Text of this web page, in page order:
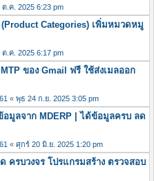
.ค. 2025 6:23 pm
Categories) เพิ่มหมวดหมู
.ค. 2025 6:17 pm
ของ Gmail ฟรี ใช้ส่งเมลออก
« พุธ 24 ก.ย. 2025 3:05 pm
อมูลจาก MDERP | ได้ข้อมูลครบ ลด
« ศุกร์ 20 มิ.ย. 2025 1:20 pm
ครบวงจร โปรแกรมสร้าง ตรวจสอบ